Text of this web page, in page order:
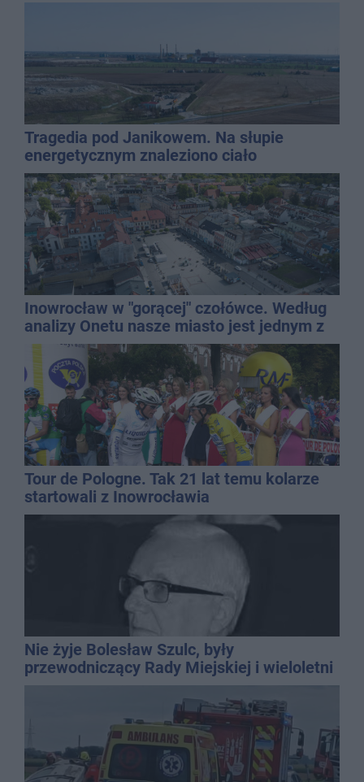
Tragedia pod Janikowem. Na słupie
energetycznym znaleziono ciało
mężczyzny
Inowrocław w "gorącej" czołówce. Według
analizy Onetu nasze miasto jest jednym z
najbardziej narażonych na upały
Tour de Pologne. Tak 21 lat temu kolarze
startowali z Inowrocławia
Nie żyje Bolesław Szulc, były
przewodniczący Rady Miejskiej i wieloletni
dyrektor SP 14